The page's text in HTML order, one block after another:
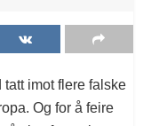
imot flere falske
Og for å feire